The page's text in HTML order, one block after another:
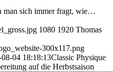
man sich immer fragt, wie…
1080 1920 Thomas
300x117.png
08-04 18:18:13Classic Physique
auf die Herbstsaison